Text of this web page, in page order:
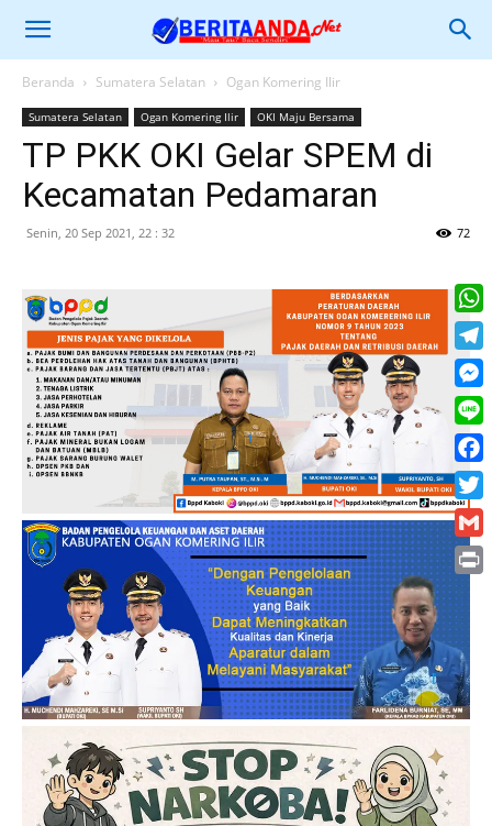
Beranda Sumatera Selatan Ogan Komering Ilir
Sumatera Selatan Ogan Komering Ilir OKI Maju Bersama
TP PKK OKI Gelar SPEM di
Kecamatan Pedamaran
Senin, 20 Sep 2021, 22 : 32 72
Line
Print